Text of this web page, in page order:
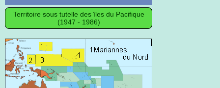
Territoire sous tutelle des îles du Pacifique
(1947 - 1986)